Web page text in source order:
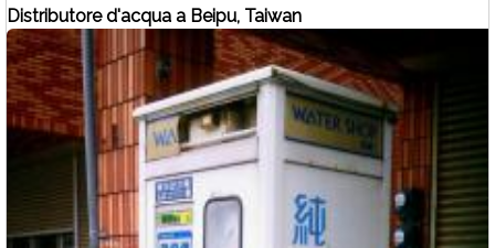
Distributore d'acqua a Beipu, Taiwan